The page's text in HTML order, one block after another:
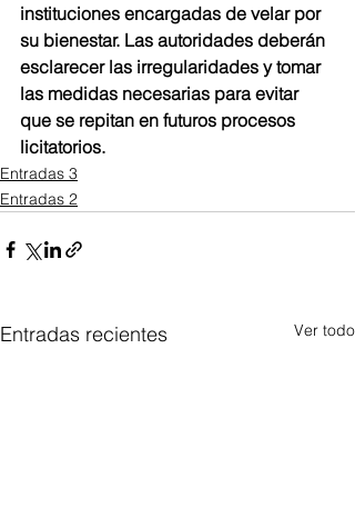
instituciones encargadas de velar por
su bienestar. Las autoridades deberán
esclarecer las irregularidades y tomar
las medidas necesarias para evitar
que se repitan en futuros procesos
licitatorios.
Entradas 3
Entradas 2
Entradas recientes Ver todo